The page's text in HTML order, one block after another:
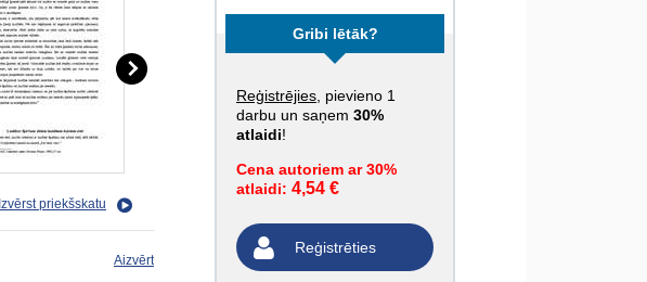
Gribi lētāk?
Reģistrējies , pievieno 1
darbu un saņem 30%
atlaidi!
Cena autoriem ar 30%
atlaidi: 4,54 €
Reģistrēties
Izvērst priekšskatu
Aizvērt